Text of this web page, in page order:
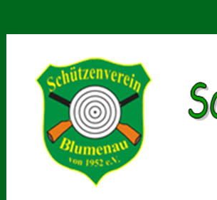
Schützenverein